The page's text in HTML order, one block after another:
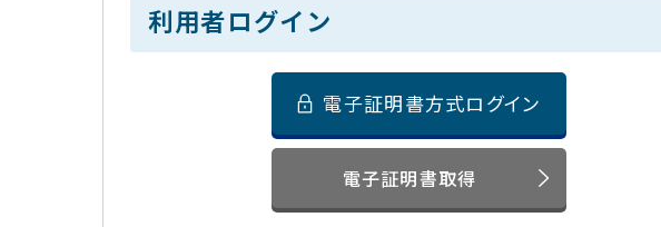
利用者ログイン
電子証明書方式ログイン
電子証明書取得